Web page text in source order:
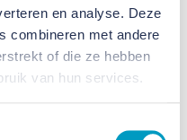
en analyse. Deze
combineren met andere
of die ze hebben
van hun services.
een mooi
nieuwe fase vol
in samenwerking met
we een duurzaam